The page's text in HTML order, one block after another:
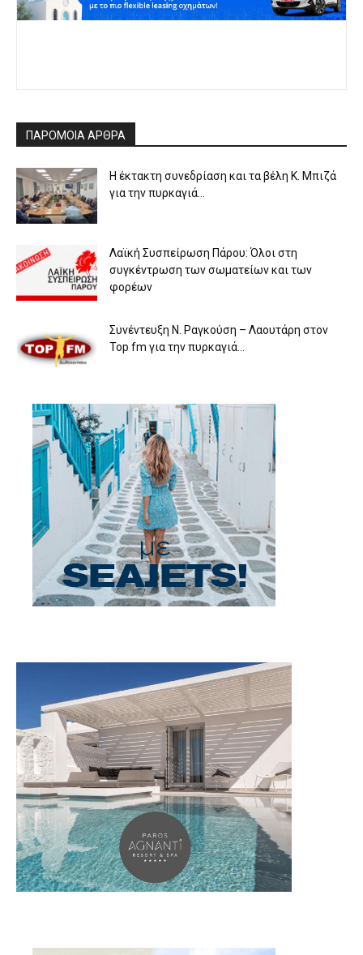
ΠΑΡΟΜΟΙΑ ΑΡΘΡΑ
Η έκτακτη συνεδρίαση και τα βέλη Κ. Μπιζά
για την πυρκαγιά...
Λαϊκή Συσπείρωση Πάρου: Όλοι στη
συγκέντρωση των σωματείων και των
φορέων
Συνέντευξη Ν. Ραγκούση – Λαουτάρη στον
Top fm για την πυρκαγιά...